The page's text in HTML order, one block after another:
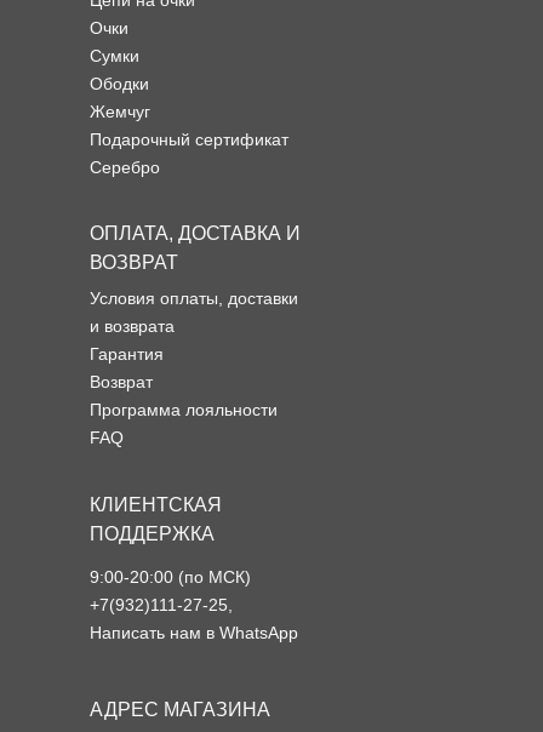
Условия оплаты, доставки
и возврата
Гарантия
Возврат
Программа лояльности
FAQ
ОПЛАТА, ДОСТАВКА И
ВОЗВРАТ
КЛИЕНТСКАЯ
ПОДДЕРЖКА
Очки
Сумки
Ободки
Жемчуг
Подарочный сертификат
Серебро
АДРЕС МАГАЗИНА
9:00-20:00 (по МСК)
+7(932)111-27-25,
Написать нам в WhatsApp